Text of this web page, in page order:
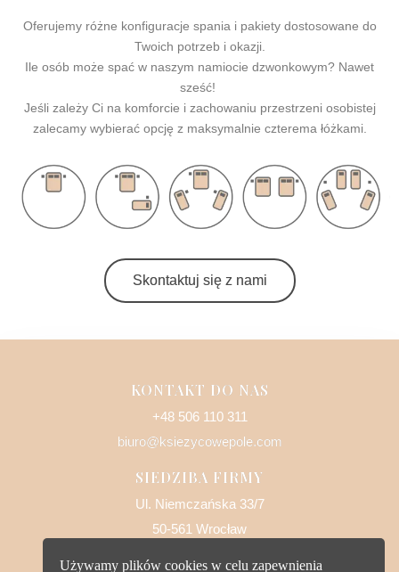
Oferujemy różne konfiguracje spania i pakiety dostosowane do
Twoich potrzeb i okazji.
Ile osób może spać w naszym namiocie dzwonkowym? Nawet
sześć!
Jeśli zależy Ci na komforcie i zachowaniu przestrzeni osobistej
zalecamy wybierać opcję z maksymalnie czterema łóżkami.
Skontaktuj się z nami
KONTAKT DO NAS
+48 506 110 311
biuro@ksiezycowepole.com
SIEDZIBA FIRMY
Ul. Niemczańska 33/7
50-561 Wrocław
Używamy plików cookies w celu zapewnienia